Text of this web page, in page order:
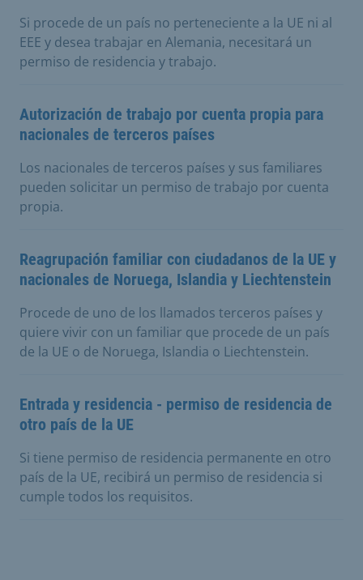
Si procede de un país no perteneciente a la UE ni al
EEE y desea trabajar en Alemania, necesitará un
permiso de residencia y trabajo.
Autorización de trabajo por cuenta propia para
nacionales de terceros países
Los nacionales de terceros países y sus familiares
pueden solicitar un permiso de trabajo por cuenta
propia.
Reagrupación familiar con ciudadanos de la UE y
nacionales de Noruega, Islandia y Liechtenstein
Procede de uno de los llamados terceros países y
quiere vivir con un familiar que procede de un país
de la UE o de Noruega, Islandia o Liechtenstein.
Entrada y residencia - permiso de residencia de
otro país de la UE
Si tiene permiso de residencia permanente en otro
país de la UE, recibirá un permiso de residencia si
cumple todos los requisitos.